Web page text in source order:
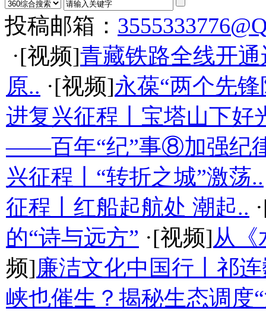
投稿邮箱：
·[视频]青藏铁路全线开
原.. ·[视频]永葆“两个先
进复兴征程丨宝塔山下好
——百年“纪”事⑧加强纪
兴征程丨“转折之城”激荡..
征程丨红船起航处 潮起..
的“诗与远方” ·[视频]从《
频]廉洁文化中国行丨祁
峡也催生？揭秘生态调度